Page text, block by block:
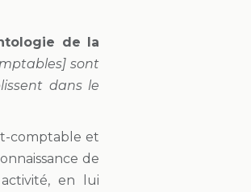
de la
sont
dans le
comptable et
de
en lui